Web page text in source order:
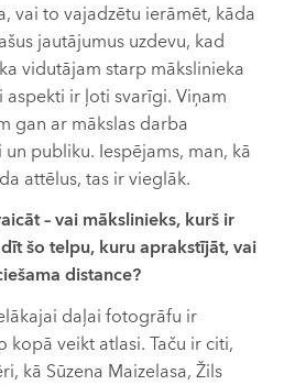
vai to vajadzētu ierāmēt, kāda
jautājumus uzdevu, kad
vidutājam starp mākslinieka
ir ļoti svarīgi. Viņam
gan ar mākslas darba
publiku. Iespējams, man, kā
attēlus, tas ir vieglāk.
– vai mākslinieks, kurš ir
šo telpu, kuru aprakstījāt, vai
distance?
daļai fotogrāfu ir
kopā veikt atlasi. Taču ir citi,
kā Sūzena Maizelasa, Žils